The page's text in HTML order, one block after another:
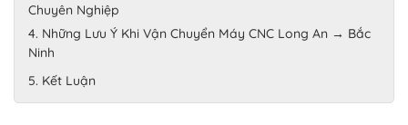
Chuyên Nghiệp
4. Những Lưu Ý Khi Vận Chuyển Máy CNC Long An → Bắc
Ninh
5. Kết Luận